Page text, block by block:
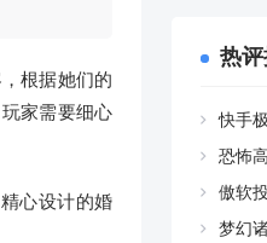
根据她们的
家需要细心
心设计的婚
热
快手极
恐怖高
傲软投
梦幻诸